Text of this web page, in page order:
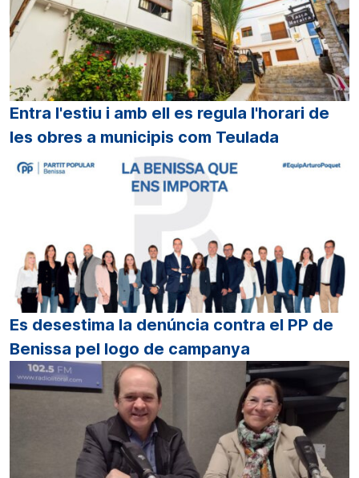
Entra l'estiu i amb ell es regula l'horari de
les obres a municipis com Teulada
Es desestima la denúncia contra el PP de
Benissa pel logo de campanya